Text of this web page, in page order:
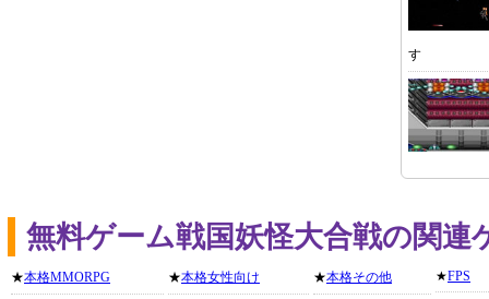
す
無料ゲーム戦国妖怪大合戦の関連
★本格MMORPG ★本格女性向け ★本格その他 ★FPS